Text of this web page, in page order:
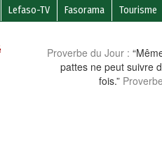
Lefaso-TV Fasorama Tourisme
Proverbe du Jour :
pattes ne peut suivre
fois.”